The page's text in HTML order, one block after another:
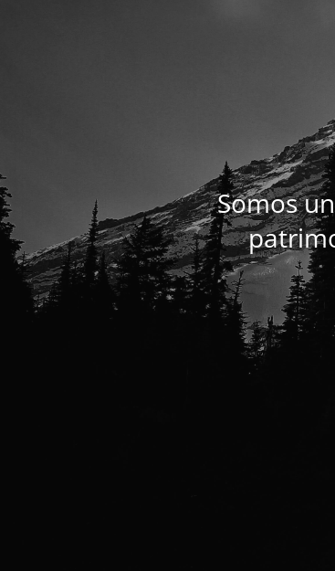
Somos